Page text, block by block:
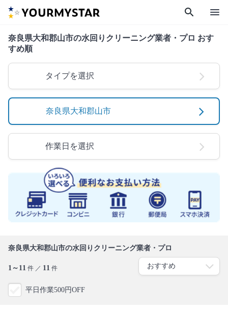
search menu
奈良県大和郡山市の水回りクリーニング業者・プロ おす
すめ順
タイプを選択
奈良県大和郡山市
作業日を選択
奈良県大和郡山市の水回りクリーニング業者・プロ
1～11 件 ／ 11 件
平日作業500円OFF